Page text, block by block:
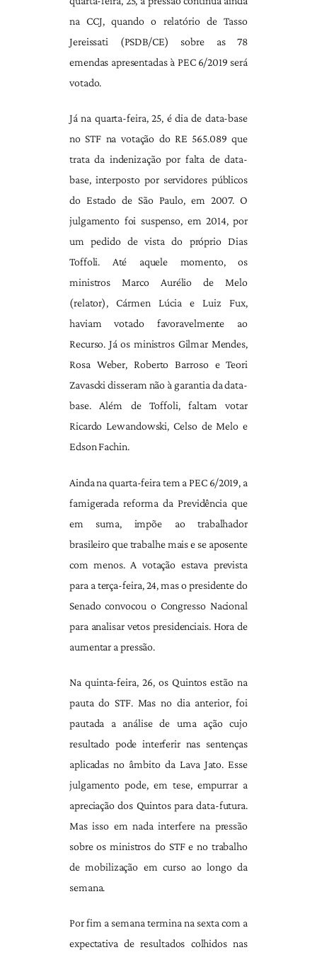
na CCJ, quando o relatório de Tasso
Jereissati (PSDB/CE) sobre as 78
emendas apresentadas à PEC 6/2019 será
votado.
Já na quarta-feira, 25, é dia de data-base
no STF na votação do RE 565.089 que
trata da indenização por falta de data-
base, interposto por servidores públicos
do Estado de São Paulo, em 2007. O
julgamento foi suspenso, em 2014, por
um pedido de vista do próprio Dias
Toffoli. Até aquele momento, os
ministros Marco Aurélio de Melo
(relator), Cármen Lúcia e Luiz Fux,
haviam votado favoravelmente ao
Recurso. Já os ministros Gilmar Mendes,
Rosa Weber, Roberto Barroso e Teori
Zavascki disseram não à garantia da data-
base. Além de Toffoli, faltam votar
Ricardo Lewandowski, Celso de Melo e
Edson Fachin.
Ainda na quarta-feira tem a PEC 6/2019, a
famigerada reforma da Previdência que
em suma, impõe ao trabalhador
brasileiro que trabalhe mais e se aposente
com menos. A votação estava prevista
para a terça-feira, 24, mas o presidente do
Senado convocou o Congresso Nacional
para analisar vetos presidenciais. Hora de
aumentar a pressão.
Na quinta-feira, 26, os Quintos estão na
pauta do STF. Mas no dia anterior, foi
pautada a análise de uma ação cujo
resultado pode interferir nas sentenças
aplicadas no âmbito da Lava Jato. Esse
julgamento pode, em tese, empurrar a
apreciação dos Quintos para data-futura.
Mas isso em nada interfere na pressão
sobre os ministros do STF e no trabalho
de mobilização em curso ao longo da
semana.
Por fim a semana termina na sexta com a
expectativa de resultados colhidos nas